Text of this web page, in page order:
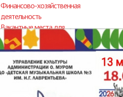
Финансово-хозяйственная
деятельность
Вакантные места для
приема (перевода)
обучающихся
Стипендии и меры
поддержки обучающихся
Международное
сотрудничество